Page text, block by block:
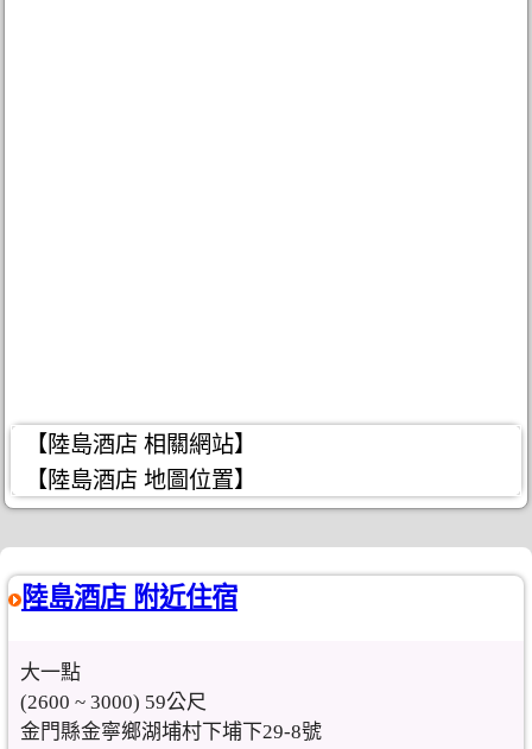
【陸島酒店 相關網站】
【陸島酒店 地圖位置】
陸島酒店 附近住宿
大一點
(2600 ~ 3000) 59公尺
金門縣金寧鄉湖埔村下埔下29-8號